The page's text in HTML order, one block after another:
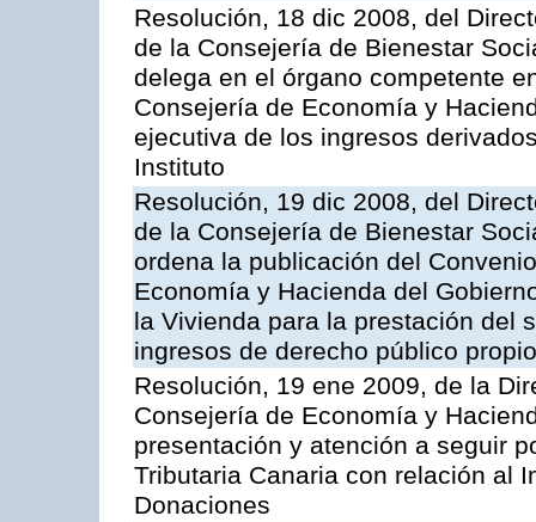
Resolución, 18 dic 2008, del
de la Consejería de Bienestar
delega en el órgano competente
Consejería de Economía y
ejecutiva de los ingresos
Instituto
Resolución, 19 dic 2008, del
de la Consejería de Bienestar
ordena la publicación del
Economía y Hacienda del
la Vivienda para la prestación del
ingresos de derecho público
Resolución, 19 ene 2009, de la
Consejería de Economía y
presentación y atención a seguir
Tributaria Canaria con relación al
Donaciones